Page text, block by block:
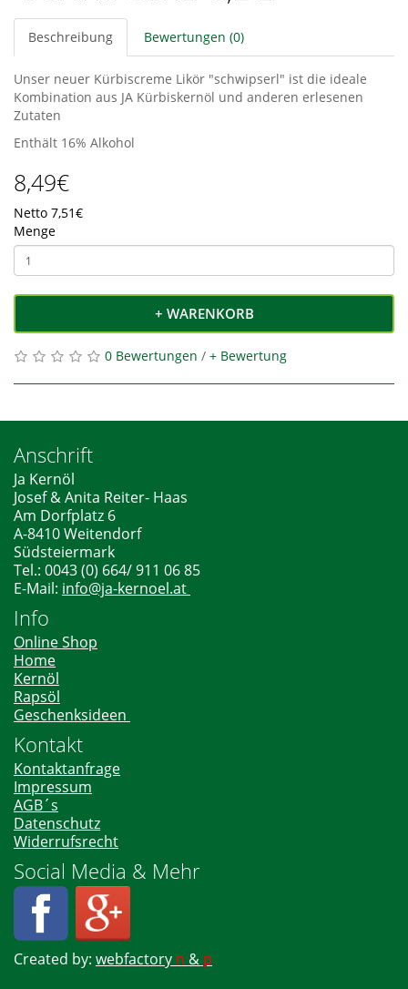
Beschreibung Bewertungen (0)
Unser neuer Kürbiscreme Likör "schwipserl" ist die ideale
Kombination aus JA Kürbiskernöl und anderen erlesenen
Zutaten
Enthält 16% Alkohol
8,49€
Netto 7,51€
Menge
+ WARENKORB
0 Bewertungen / + Bewertung
Anschrift
Ja Kernöl
Josef & Anita Reiter- Haas
Am Dorfplatz 6
A-8410 Weitendorf
Südsteiermark
Tel.: 0043 (0) 664/ 911 06 85
E-Mail: info@ja-kernoel.at
Info
Online Shop
Home
Kernöl
Rapsöl
Geschenksideen
Kontakt
Kontaktanfrage
Impressum
AGB´s
Datenschutz
Widerrufsrecht
Social Media & Mehr
Created by: webfactory n & p